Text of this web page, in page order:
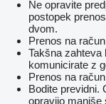
GB0267
G10053
GA5229
GD7127
GD7870
GD7867
GD7871
GD1213
Ne opravite
postopek
dvom.
Prenos na
Takšna zahteva
komunicirate z
Prenos na
Bodite previdni.
opravijo manjše